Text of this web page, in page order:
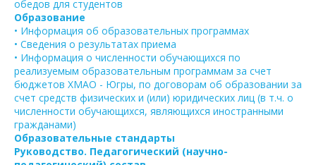
обедов для студентов
Образование
• Информация об образовательных программах
• Сведения о результатах приема
• Информация о численности обучающихся по
реализуемым образовательным программам за счет
бюджетов ХМАО - Югры, по договорам об образовании за
счет средств физических и (или) юридических лиц (в т.ч. о
численности обучающихся, являющихся иностранными
гражданами)
Образовательные стандарты
Руководство. Педагогический (научно-